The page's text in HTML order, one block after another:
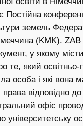
Постійна
земель
(KMK).
у якому
те, який
особа і які вона
права відповідно
офіс
університетську